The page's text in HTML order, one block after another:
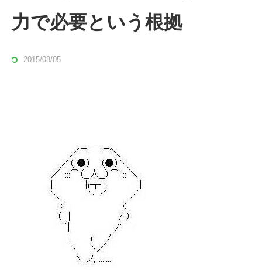
力で必要という根拠
2015/08/05